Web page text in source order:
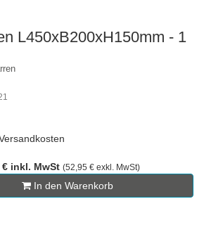
L450xB200xH150mm - 1
inkl. MwSt (52,95 € exkl. MwSt)
In den Warenkorb